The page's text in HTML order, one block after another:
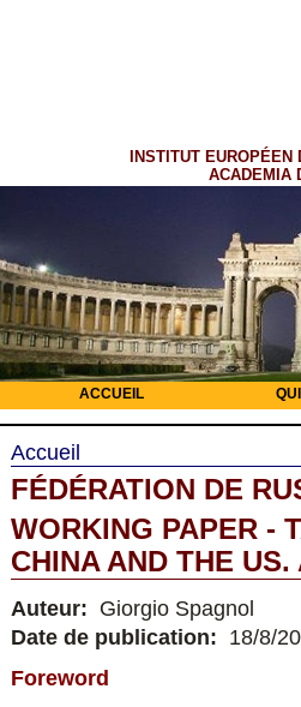
INSTITUT EUROPÉEN
ACADEMIA
ACCUEIL
Accueil
FÉDÉRATION DE
WORKING PAPER -
CHINA AND THE
Auteur: Giorgio Spagnol
Date de publication: 18/8/
Foreword